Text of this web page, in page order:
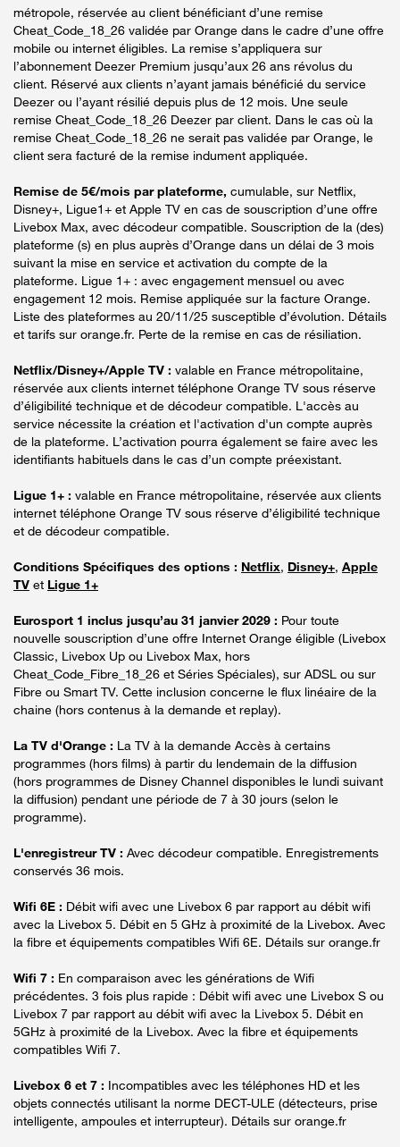
métropole, réservée au client bénéficiant d’une remise
Cheat_Code_18_26 validée par Orange dans le cadre d’une offre
mobile ou internet éligibles. La remise s’appliquera sur
l’abonnement Deezer Premium jusqu’aux 26 ans révolus du
client. Réservé aux clients n’ayant jamais bénéficié du service
Deezer ou l’ayant résilié depuis plus de 12 mois. Une seule
remise Cheat_Code_18_26 Deezer par client. Dans le cas où la
remise Cheat_Code_18_26 ne serait pas validée par Orange, le
client sera facturé de la remise indument appliquée.
Remise de 5€/mois par plateforme, cumulable, sur Netflix,
Disney+, Ligue1+ et Apple TV en cas de souscription d’une offre
Livebox Max, avec décodeur compatible. Souscription de la (des)
plateforme (s) en plus auprès d’Orange dans un délai de 3 mois
suivant la mise en service et activation du compte de la
plateforme. Ligue 1+ : avec engagement mensuel ou avec
engagement 12 mois. Remise appliquée sur la facture Orange.
Liste des plateformes au 20/11/25 susceptible d’évolution. Détails
et tarifs sur orange.fr. Perte de la remise en cas de résiliation.
Netflix/Disney+/Apple TV : valable en France métropolitaine,
réservée aux clients internet téléphone Orange TV sous réserve
d’éligibilité technique et de décodeur compatible. L'accès au
service nécessite la création et l'activation d'un compte auprès
de la plateforme. L’activation pourra également se faire avec les
identifiants habituels dans le cas d’un compte préexistant.
Ligue 1+ : valable en France métropolitaine, réservée aux clients
internet téléphone Orange TV sous réserve d’éligibilité technique
et de décodeur compatible.
Conditions Spécifiques des options : Netflix, Disney+, Apple
TV et Ligue 1+
Eurosport 1 inclus jusqu’au 31 janvier 2029 : Pour toute
nouvelle souscription d’une offre Internet Orange éligible (Livebox
Classic, Livebox Up ou Livebox Max, hors
Cheat_Code_Fibre_18_26 et Séries Spéciales), sur ADSL ou sur
Fibre ou Smart TV. Cette inclusion concerne le flux linéaire de la
chaine (hors contenus à la demande et replay).
La TV d'Orange : La TV à la demande Accès à certains
programmes (hors films) à partir du lendemain de la diffusion
(hors programmes de Disney Channel disponibles le lundi suivant
la diffusion) pendant une période de 7 à 30 jours (selon le
programme).
L'enregistreur TV : Avec décodeur compatible. Enregistrements
conservés 36 mois.
Wifi 6E : Débit wifi avec une Livebox 6 par rapport au débit wifi
avec la Livebox 5. Débit en 5 GHz à proximité de la Livebox. Avec
la fibre et équipements compatibles Wifi 6E. Détails sur orange.fr
Wifi 7 : En comparaison avec les générations de Wifi
précédentes. 3 fois plus rapide : Débit wifi avec une Livebox S ou
Livebox 7 par rapport au débit wifi avec la Livebox 5. Débit en
5GHz à proximité de la Livebox. Avec la fibre et équipements
compatibles Wifi 7.
Livebox 6 et 7 : Incompatibles avec les téléphones HD et les
objets connectés utilisant la norme DECT-ULE (détecteurs, prise
intelligente, ampoules et interrupteur). Détails sur orange.fr